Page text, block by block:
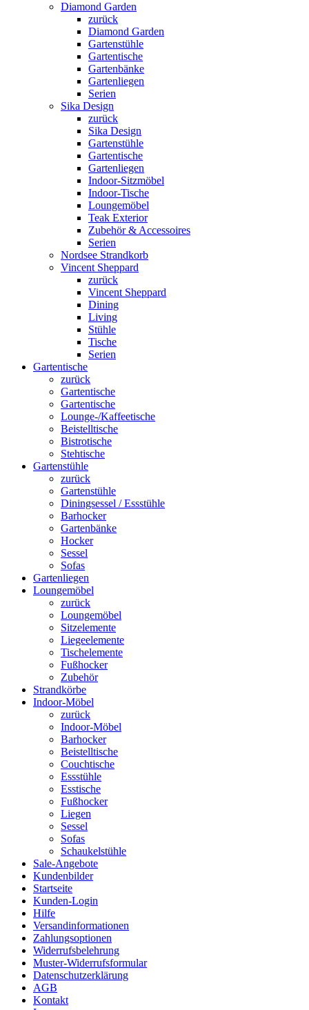
Diamond Garden
zurück
Diamond Garden
Gartenstühle
Gartentische
Gartenbänke
Gartenliegen
Serien
Sika Design
zurück
Sika Design
Gartenstühle
Gartentische
Gartenliegen
Indoor-Sitzmöbel
Indoor-Tische
Loungemöbel
Teak Exterior
Zubehör & Accessoires
Serien
Nordsee Strandkorb
Vincent Sheppard
zurück
Vincent Sheppard
Dining
Living
Stühle
Tische
Serien
Gartentische
zurück
Gartentische
Gartentische
Lounge-/Kaffeetische
Beistelltische
Bistrotische
Stehtische
Gartenstühle
zurück
Gartenstühle
Diningsessel / Essstühle
Barhocker
Gartenbänke
Hocker
Sessel
Sofas
Gartenliegen
Loungemöbel
zurück
Loungemöbel
Sitzelemente
Liegeelemente
Tischelemente
Fußhocker
Zubehör
Strandkörbe
Indoor-Möbel
zurück
Indoor-Möbel
Barhocker
Beistelltische
Couchtische
Essstühle
Esstische
Fußhocker
Liegen
Sessel
Sofas
Schaukelstühle
Sale-Angebote
Kundenbilder
Startseite
Kunden-Login
Hilfe
Versandinformationen
Zahlungsoptionen
Widerrufsbelehrung
Muster-Widerrufsformular
Datenschutzerklärung
AGB
Kontakt